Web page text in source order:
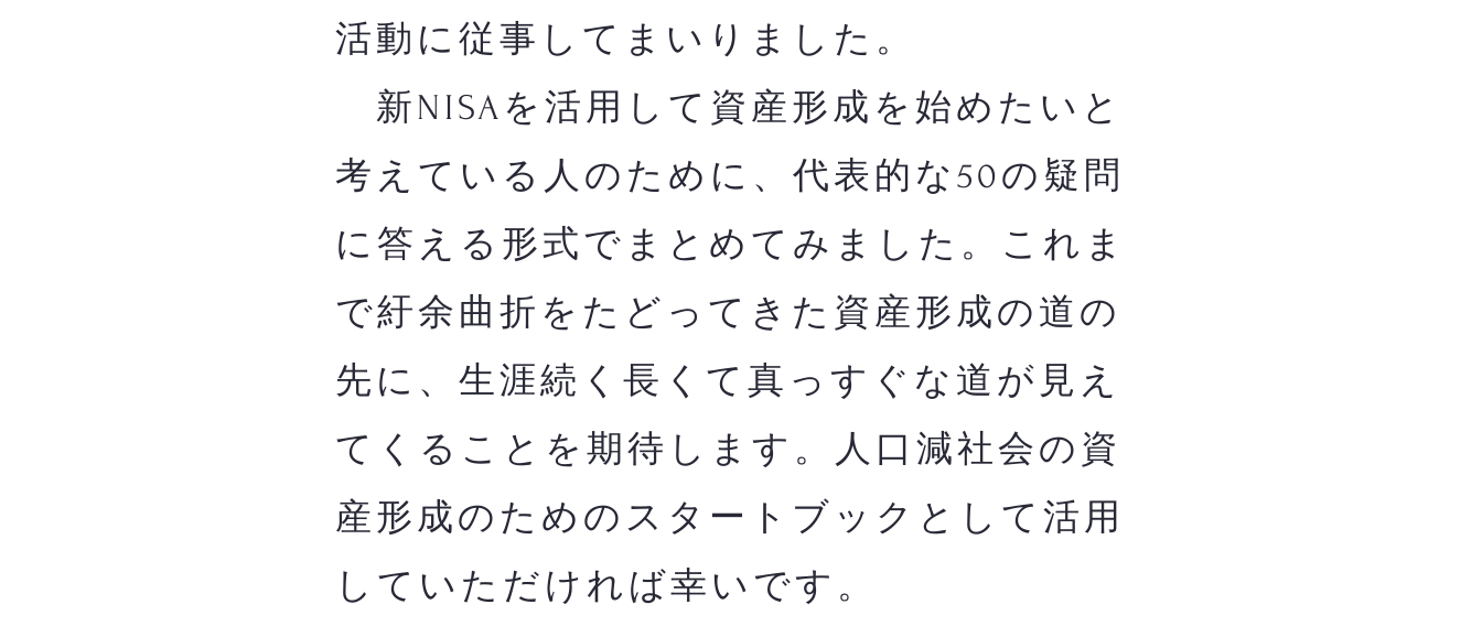
活動に従事してまいりました。
新NISAを活用して資産形成を始めたいと
考えている人のために、代表的な50の疑問
に答える形式でまとめてみました。これま
で紆余曲折をたどってきた資産形成の道の
先に、生涯続く長くて真っすぐな道が見え
てくることを期待します。人口減社会の資
産形成のためのスタートブックとして活用
していただければ幸いです。